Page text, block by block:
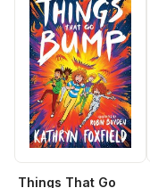
Things That Go